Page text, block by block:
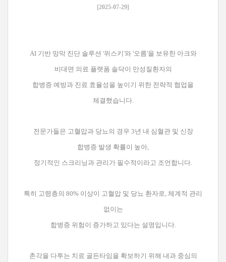
[2025-07-29]
AI 기반 망막 진단 솔루션 '위스키'와 '오름'을 보유한 아크와
비대면 의료 플랫폼 솔닥이 만성질환자의
합병증 예방과 진료 효율성을 높이기 위한 전략적 협업을
체결했습니다.
전문가들은 고혈압과 당뇨의 경우 3년 내 심혈관 및 신장
합병증 발생 확률이 높아,
정기적인 스크리닝과 관리가 필수적이라고 조언합니다.
특히 고령층의 80% 이상이 고혈압 및 당뇨 환자로, 체계적 관리
없이는
합병증 위험이 증가하고 있다는 설명입니다.
촌각을 다투는 치료 골든타임을 확보하기 위해 내과 중심의